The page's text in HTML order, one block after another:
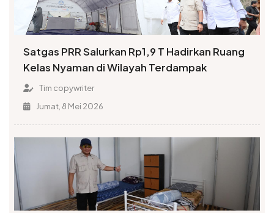
Satgas PRR Salurkan Rp1,9 T Hadirkan Ruang
Kelas Nyaman di Wilayah Terdampak
Tim copywriter
Jumat, 8 Mei 2026